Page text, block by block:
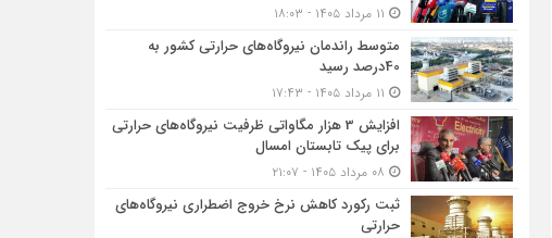
متوسط راندمان نیروگاه‌های حرارتی کشور به
40درصد رسید
افزایش 3 هزار مگاواتی ظرفیت نیروگاه‌های حرارتی
برای پیک تابستان امسال
ثبت رکورد کاهش نرخ خروج اضطراری نیروگاه‌های
حرارتی